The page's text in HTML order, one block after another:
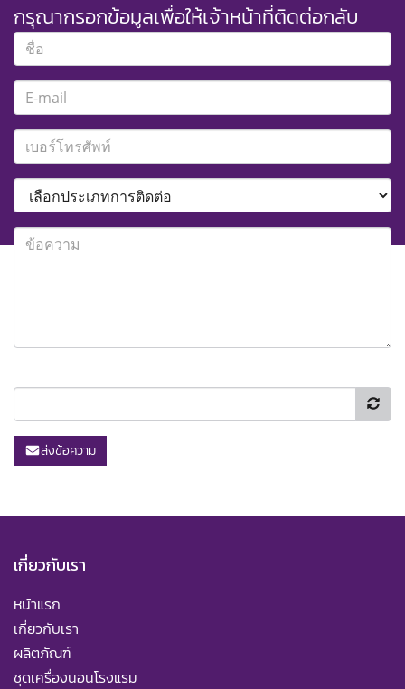
กรุณากรอกข้อมูลเพื่อให้เจ้าหน้าที่ติดต่อกลับ
ส่งข้อความ
เกี่ยวกับเรา
หน้าแรก
เกี่ยวกับเรา
ผลิตภัณฑ์
ชุดเครื่องนอนโรงแรม